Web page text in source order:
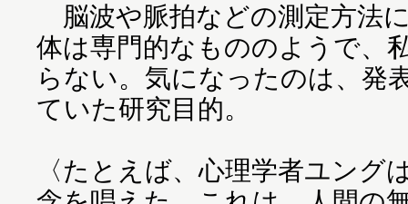
脳波や脈拍などの測定方法
体は専門的なもののようで、
らない。気になったのは、発
ていた研究目的。
〈たとえば、心理学者ユング